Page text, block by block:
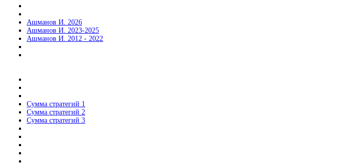
Ашманов И. 2026
Ашманов И. 2023-2025
Ашманов И. 2012 - 2022
Сумма стратегий 1
Сумма стратегий 2
Сумма стратегий 3